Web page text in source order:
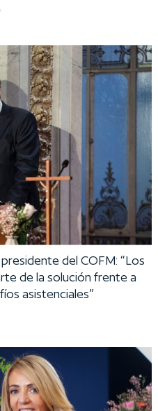
del COFM: “Los
de la solución frente a
asistenciales”